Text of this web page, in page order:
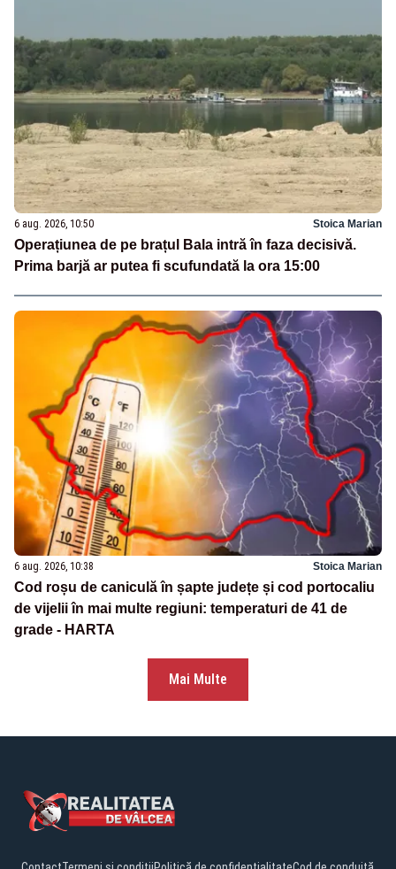
6 aug. 2026, 10:50 Stoica Marian
Operațiunea de pe brațul Bala intră în faza decisivă.
Prima barjă ar putea fi scufundată la ora 15:00
6 aug. 2026, 10:38 Stoica Marian
Cod roșu de caniculă în șapte județe și cod portocaliu
de vijelii în mai multe regiuni: temperaturi de 41 de
grade - HARTA
Mai Multe